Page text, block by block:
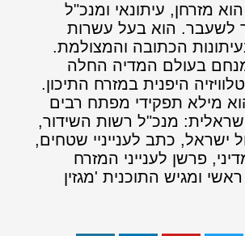
הוא מזרחן, עיתונאי ומנכ"ל
לשעבר. הוא בעל עשרות
הכתובה והמצולמת.
בעולם המדיה החלה
היפנית במזרח התיכון.
מילא תפקידי מפתח רבים
מנכ"ל רשות השידור,
ישראל, כתב לענייניי שטחים,
פרשן לענייני המזרח
ראשי ומגיש התוכנית 'מגזין